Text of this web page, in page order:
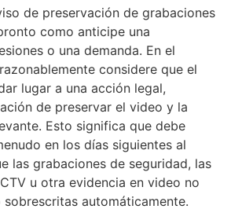
de preservación de grabaciones
como anticipe una
o una demanda. En el
considere que el
lugar a una acción legal,
de preservar el video y la
Esto significa que debe
en los días siguientes al
las grabaciones de seguridad, las
u otra evidencia en video no
sobrescritas automáticamente.